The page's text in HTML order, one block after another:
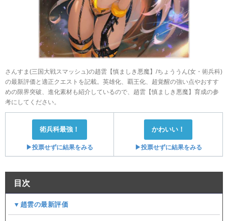
さんすま(三国大戦スマッシュ)の趙雲【慎ましき悪魔】/ちょううん(女・術兵科)
の最新評価と適正クエストを記載。英雄化、覇王化、超覚醒の強い点やおすす
めの限界突破、進化素材も紹介しているので、趙雲【慎ましき悪魔】育成の参
考にしてください。
術兵科最強！
▶投票せずに結果をみる
かわいい！
▶投票せずに結果をみる
目次
▼趙雲の最新評価